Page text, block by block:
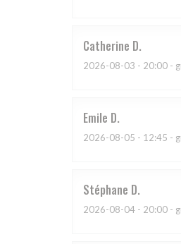
Catherine D
2026-08-03 - 20:00 -
Emile D
2026-08-05 - 12:45 -
Stéphane D
2026-08-04 - 20:00 -